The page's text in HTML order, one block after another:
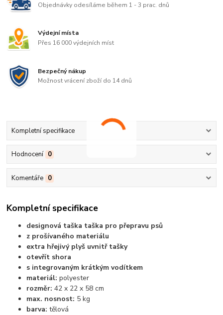
Objednávky odesíláme během 1 - 3 prac. dnů
Výdejní místa
Přes 16 000 výdejních míst
Bezpečný nákup
Možnost vrácení zboží do 14 dnů
Kompletní specifikace
Hodnocení 0
Komentáře 0
Kompletní specifikace
designová taška taška pro přepravu psů
z prošívaného materiálu
extra hřejivý plyš uvnitř tašky
otevřít shora
s integrovaným krátkým vodítkem
materiál:polyester
rozměr: 42 x 22 x 58 cm
max. nosnost: 5 kg
barva: tělová